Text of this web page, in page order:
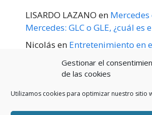
Gestionar el
de las cookies
Utilizamos cookies para optimizar nuestro sitio
LISARDO LAZANO en
Mercedes: GLC o GLE, ¿cuál es
Nicolás en Entretenimiento en
principios de 2020